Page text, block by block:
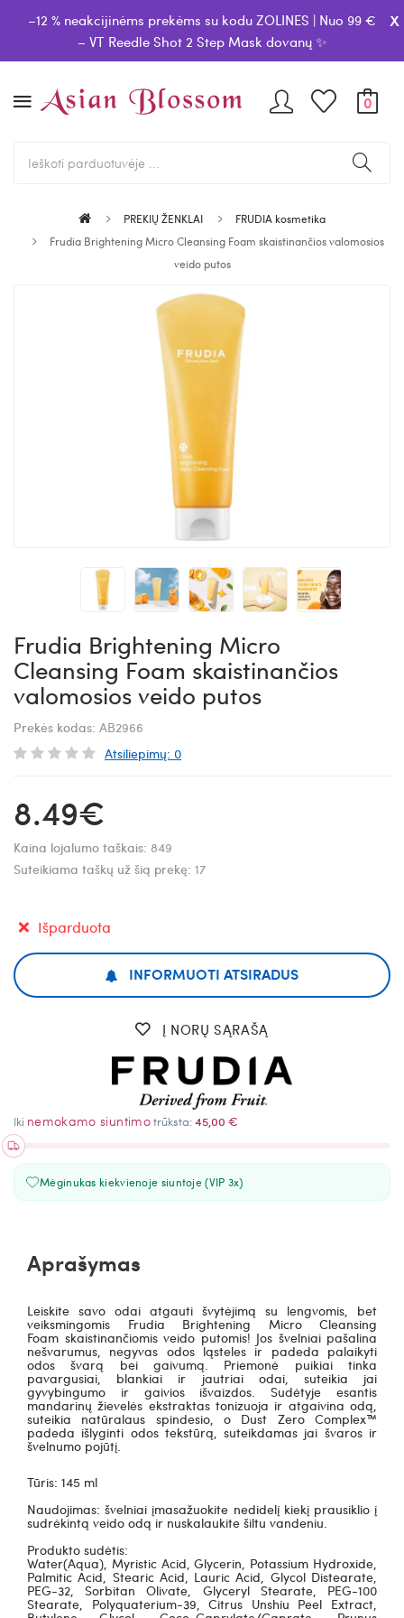
–12 % neakcijinėms prekėms su kodu ZOLINES | Nuo 99 €
– VT Reedle Shot 2 Step Mask dovanų ✨
x
0
PREKIŲ ŽENKLAI
FRUDIA kosmetika
Frudia Brightening Micro Cleansing Foam skaistinančios valomosios
veido putos
Frudia Brightening Micro
Cleansing Foam skaistinančios
valomosios veido putos
Prekės kodas: AB2966
Atsiliepimų: 0
8.49€
Kaina lojalumo taškais: 849
Suteikiama taškų už šią prekę: 17
Išparduota
INFORMUOTI ATSIRADUS
Į NORŲ SĄRAŠĄ
Iki nemokamo siuntimotrūksta:45,00 €
Mėginukas kiekvienoje siuntoje (VIP 3x)
Aprašymas
Leiskite savo odai atgauti švytėjimą su lengvomis, bet
veiksmingomis Frudia Brightening Micro Cleansing
Foam skaistinančiomis veido putomis! Jos švelniai pašalina
nešvarumus, negyvas odos ląsteles ir padeda palaikyti
odos švarą bei gaivumą. Priemonė puikiai tinka
pavargusiai, blankiai ir jautriai odai, suteikia jai
gyvybingumo ir gaivios išvaizdos. Sudėtyje esantis
mandarinų žievelės ekstraktas tonizuoja ir atgaivina odą,
suteikia natūralaus spindesio, o Dust Zero Complex™
padeda išlyginti odos tekstūrą, suteikdamas jai švaros ir
švelnumo pojūtį.
Tūris: 145 ml
Naudojimas: švelniai įmasažuokite nedidelį kiekį prausiklio į
sudrėkintą veido odą ir nuskalaukite šiltu vandeniu.
Produkto sudėtis:
Water(Aqua), Myristic Acid, Glycerin, Potassium Hydroxide,
Palmitic Acid, Stearic Acid, Lauric Acid, Glycol Distearate,
PEG-32, Sorbitan Olivate, Glyceryl Stearate, PEG-100
Stearate, Polyquaterium-39, Citrus Unshiu Peel Extract,